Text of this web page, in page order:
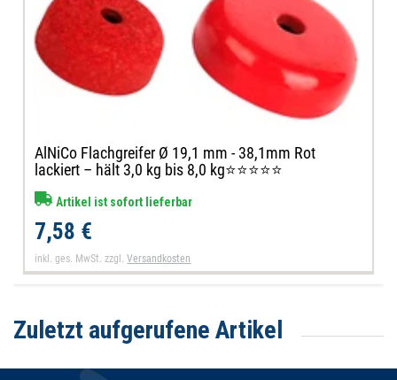
AlNiCo Flachgreifer Ø 19,1 mm - 38,1mm Rot
lackiert – hält 3,0 kg bis 8,0 kg⭐⭐⭐⭐⭐
Artikel ist sofort lieferbar
7,58 €
inkl. ges. MwSt. zzgl.Versandkosten
Zuletzt aufgerufene Artikel